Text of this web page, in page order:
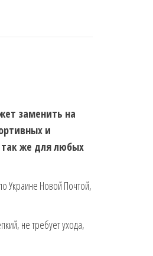
заменить на
и
так же для любых
Украине Новой Почтой,
не требует ухода,